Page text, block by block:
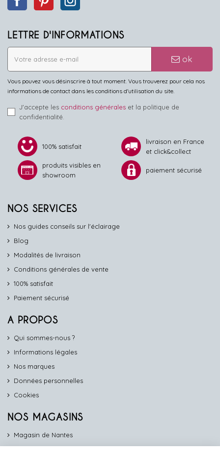
LETTRE D'INFORMATIONS
ok
Vous pouvez vous désinscrire à tout moment. Vous trouverez pour cela nos
informations de contact dans les conditions d'utilisation du site.
J'accepte les conditions générales et la politique de
confidentialité.
100% satisfait
livraison en France
et click&collect
produits visibles en
showroom
paiement sécurisé
NOS SERVICES
Nos guides conseils sur l'éclairage
Blog
Modalités de livraison
Conditions générales de vente
100% satisfait
Paiement sécurisé
A PROPOS
Qui sommes-nous ?
Informations légales
Nos marques
Données personnelles
Cookies
NOS MAGASINS
Magasin de Nantes